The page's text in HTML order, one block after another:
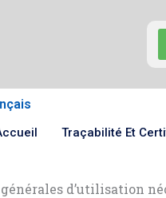
Traçabilité Et
d’utilisation